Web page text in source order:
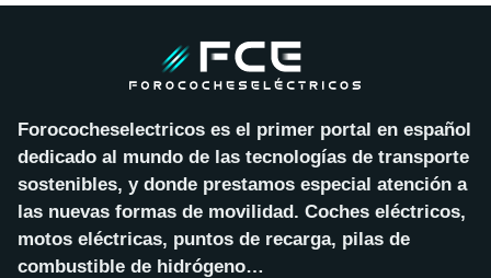
Forococheselectricos es el primer portal en español
dedicado al mundo de las tecnologías de transporte
sostenibles, y donde prestamos especial atención a
las nuevas formas de movilidad. Coches eléctricos,
motos eléctricas, puntos de recarga, pilas de
combustible de hidrógeno…